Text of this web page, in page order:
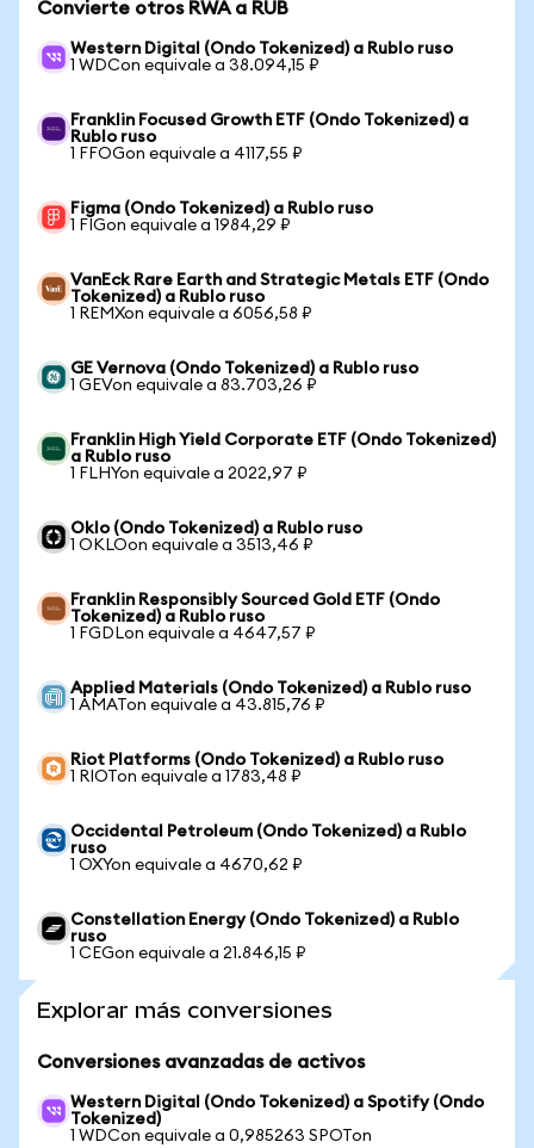
Convierte otros RWA a RUB
Western Digital (Ondo Tokenized) a Rublo ruso
1 WDCon equivale a 38.094,15 ₽
Franklin Focused Growth ETF (Ondo Tokenized) a
Rublo ruso
1 FFOGon equivale a 4117,55 ₽
Figma (Ondo Tokenized) a Rublo ruso
1 FIGon equivale a 1984,29 ₽
VanEck Rare Earth and Strategic Metals ETF (Ondo
Tokenized) a Rublo ruso
1 REMXon equivale a 6056,58 ₽
GE Vernova (Ondo Tokenized) a Rublo ruso
1 GEVon equivale a 83.703,26 ₽
Franklin High Yield Corporate ETF (Ondo Tokenized)
a Rublo ruso
1 FLHYon equivale a 2022,97 ₽
Oklo (Ondo Tokenized) a Rublo ruso
1 OKLOon equivale a 3513,46 ₽
Franklin Responsibly Sourced Gold ETF (Ondo
Tokenized) a Rublo ruso
1 FGDLon equivale a 4647,57 ₽
Applied Materials (Ondo Tokenized) a Rublo ruso
1 AMATon equivale a 43.815,76 ₽
Riot Platforms (Ondo Tokenized) a Rublo ruso
1 RIOTon equivale a 1783,48 ₽
Occidental Petroleum (Ondo Tokenized) a Rublo
ruso
1 OXYon equivale a 4670,62 ₽
Constellation Energy (Ondo Tokenized) a Rublo
ruso
1 CEGon equivale a 21.846,15 ₽
Explorar más conversiones
Conversiones avanzadas de activos
Western Digital (Ondo Tokenized) a Spotify (Ondo
Tokenized)
1 WDCon equivale a 0,985263 SPOTon